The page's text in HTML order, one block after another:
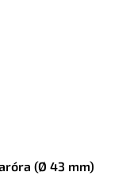
(Ø 43 mm)